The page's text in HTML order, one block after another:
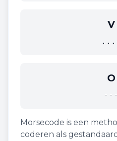
V
O
---
Morsecode is een
coderen als